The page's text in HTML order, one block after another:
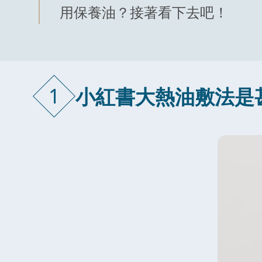
用保養油？接著看下去吧！
1 小紅書大熱油敷法是